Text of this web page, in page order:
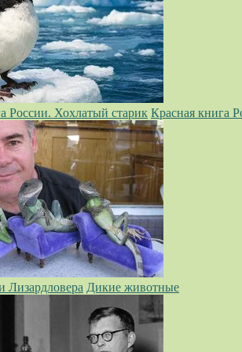
России. Хохлатый старик Красная книга
Лизардловера Дикие животные